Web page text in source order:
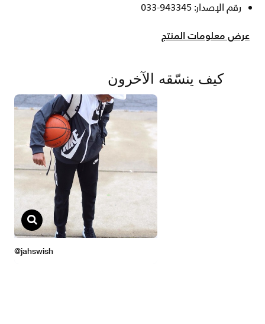
رقم الإصدار: 943345-033
عرض معلومات المنتج